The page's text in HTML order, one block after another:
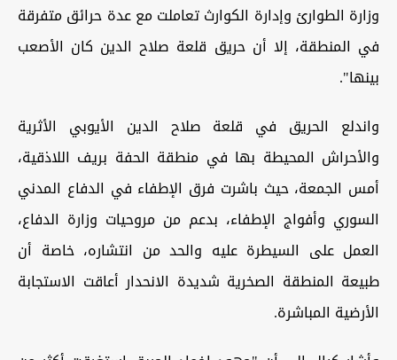
وزارة الطوارئ وإدارة الكوارث تعاملت مع عدة حرائق متفرقة
في المنطقة، إلا أن حريق قلعة صلاح الدين كان الأصعب
بينها".
واندلع الحريق في قلعة صلاح الدين الأيوبي الأثرية
والأحراش المحيطة بها في منطقة الحفة بريف اللاذقية،
أمس الجمعة، حيث باشرت فرق الإطفاء في الدفاع المدني
السوري وأفواج الإطفاء، بدعم من مروحيات وزارة الدفاع،
العمل على السيطرة عليه والحد من انتشاره، خاصة أن
طبيعة المنطقة الصخرية شديدة الانحدار أعاقت الاستجابة
الأرضية المباشرة.